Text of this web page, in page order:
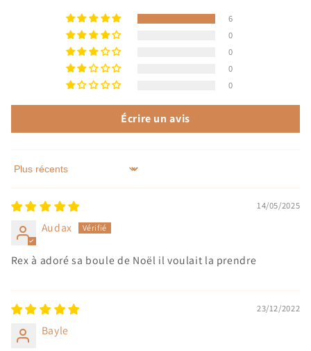
6
0
0
0
0
Écrire un avis
Sort by
14/05/2025
Audax
Rex à adoré sa boule de Noël il voulait la prendre
23/12/2022
Bayle